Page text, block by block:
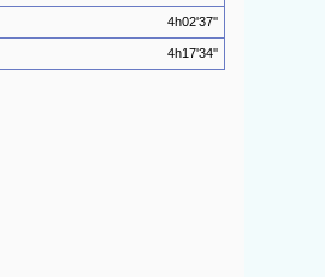
4h02'37''
4h17'34''